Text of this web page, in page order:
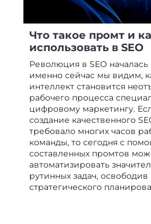
Что такое промт и
использовать в SEO
Революция в SEO началась
именно сейчас мы видим,
интеллект становится
рабочего процесса
цифровому маркетингу.
создание качественного
требовало многих часов
команды, то сегодня с
составленных промтов
автоматизировать
рутинных задач,
стратегического